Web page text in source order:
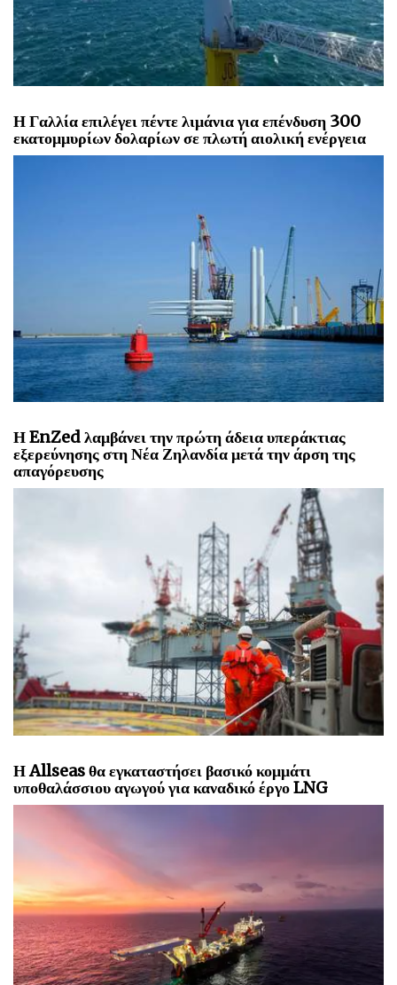
Η Γαλλία επιλέγει πέντε λιμάνια για επένδυση 300
εκατομμυρίων δολαρίων σε πλωτή αιολική ενέργεια
Η EnZed λαμβάνει την πρώτη άδεια υπεράκτιας
εξερεύνησης στη Νέα Ζηλανδία μετά την άρση της
απαγόρευσης
Η Allseas θα εγκαταστήσει βασικό κομμάτι
υποθαλάσσιου αγωγού για καναδικό έργο LNG